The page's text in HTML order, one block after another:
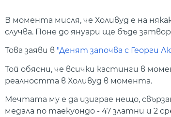
В момента мисля, че Холивуд е на
случва. Поне до януари ще бъде
Това заяви в "Денят започва с Георги
Той обясни, че всички кастинги в
реалността в Холивуд в момента.
Мечтата му е да изиграе нещо,
медала по таекуондо - 47 златни и 2